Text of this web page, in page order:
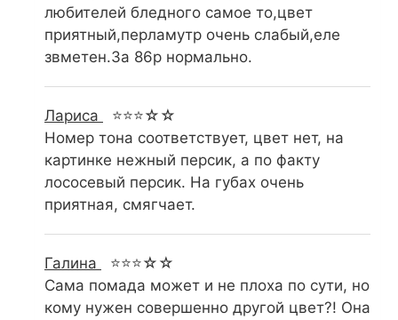
любителей бледного самое то,цвет
приятный,перламутр очень слабый,еле
звметен.За 86р нормально.
Лариса
⭐⭐⭐☆☆
Номер тона соответствует, цвет нет, на
картинке нежный персик, а по факту
лососевый персик. На губах очень
приятная, смягчает.
Галина
⭐⭐⭐☆☆
Сама помада может и не плоха по сути, но
кому нужен совершенно другой цвет?! Она